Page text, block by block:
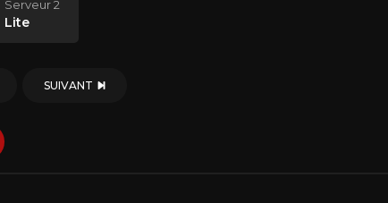
Serveur 2
Lite
SUIVANT